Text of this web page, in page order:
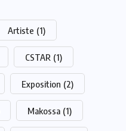
Artiste (1)
CSTAR (1)
Exposition (2)
Makossa (1)